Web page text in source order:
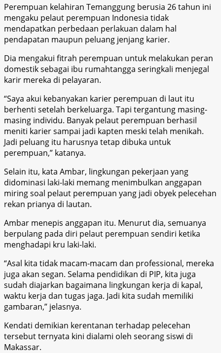
Perempuan kelahiran Temanggung berusia 26 tahun ini
mengaku pelaut perempuan Indonesia tidak
mendapatkan perbedaan perlakuan dalam hal
pendapatan maupun peluang jenjang karier.
Dia mengakui fitrah perempuan untuk melakukan peran
domestik sebagai ibu rumahtangga seringkali menjegal
karir mereka di pelayaran.
“Saya akui kebanyakan karier perempuan di laut itu
berhenti setelah berkeluarga. Tapi tergantung masing-
masing individu. Banyak pelaut perempuan berhasil
meniti karier sampai jadi kapten meski telah menikah.
Jadi peluang itu harusnya tetap dibuka untuk
perempuan,” katanya.
Selain itu, kata Ambar, lingkungan pekerjaan yang
didominasi laki-laki memang menimbulkan anggapan
miring soal pelaut perempuan yang jadi obyek pelecehan
rekan prianya di lautan.
Ambar menepis anggapan itu. Menurut dia, semuanya
berpulang pada diri pelaut perempuan sendiri ketika
menghadapi kru laki-laki.
“Asal kita tidak macam-macam dan professional, mereka
juga akan segan. Selama pendidikan di PIP, kita juga
sudah diajarkan bagaimana lingkungan kerja di kapal,
waktu kerja dan tugas jaga. Jadi kita sudah memiliki
gambaran,” jelasnya.
Kendati demikian kerentanan terhadap pelecehan
tersebut ternyata kini dialami oleh seorang siswi di
Makassar.